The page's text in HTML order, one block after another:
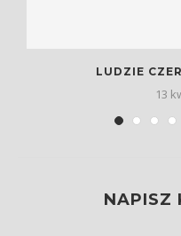
LUDZIE
13
NAPISZ